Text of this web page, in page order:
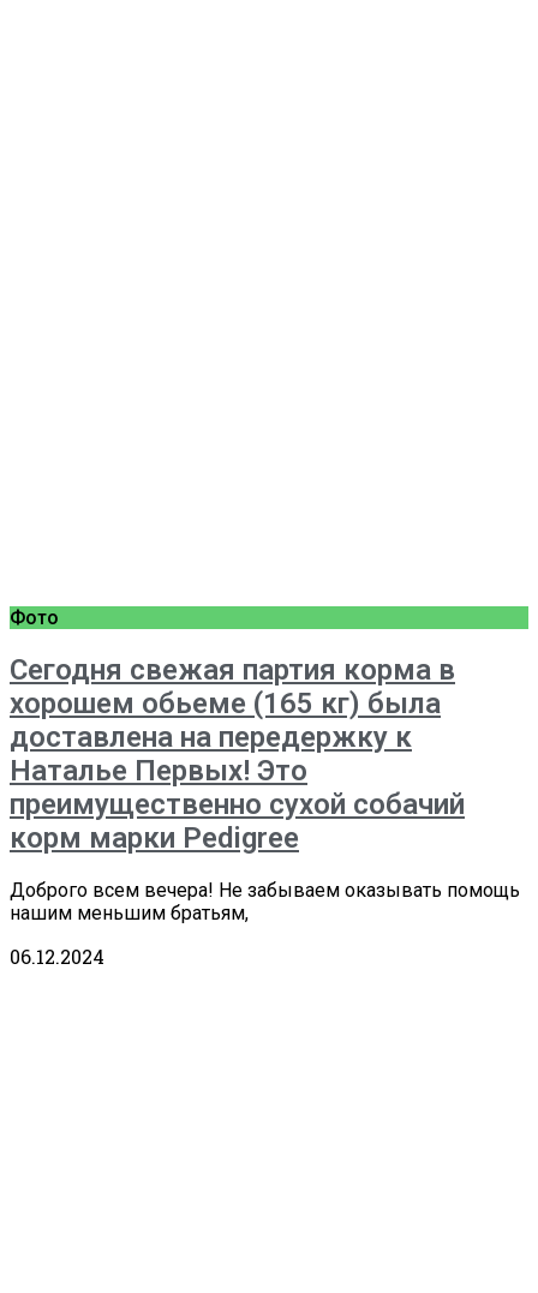
Фото
Сегодня свежая партия корма в
хорошем обьеме (165 кг) была
доставлена на передержку к
Наталье Первых! Это
преимущественно сухой собачий
корм марки Pedigree
Доброго всем вечера! Не забываем оказывать помощь
нашим меньшим братьям,
06.12.2024